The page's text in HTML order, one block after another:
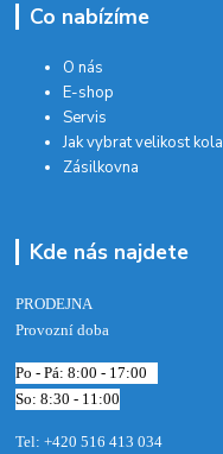
Co nabízíme
O nás
E-shop
Servis
Jak vybrat velikost kola
Zásilkovna
Kde nás najdete
PRODEJNA
Provozní doba
Po - Pá: 8:00 - 17:00
So: 8:30 - 11:00
Tel: +420 516 413 034‬